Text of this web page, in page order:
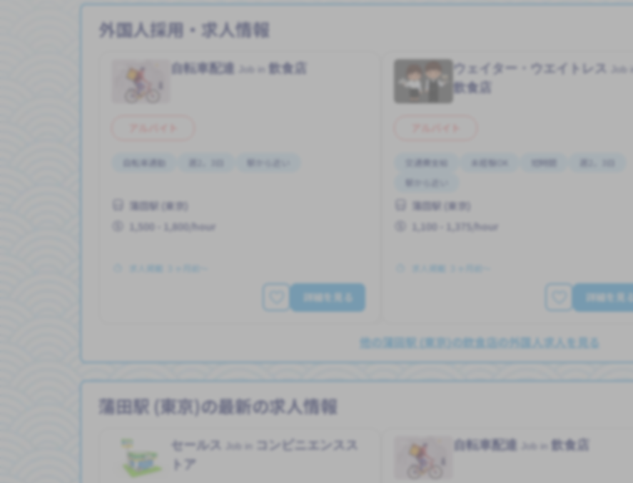
外国人採用・求人情報
自転車配達 飲食店
自転車通勤 週2，3日 駅から近い
蒲田駅 (東京)
1,500 - 1,800/hour
求人掲載 ３ヶ月前〜
詳細を見る
ウェイター・ウエイトレス
飲食店
交通費支給 未経験OK 短時間
週2，3日
駅から近い
蒲田駅 (東京)
1,100 - 1,375/hour
求人掲載 ３ヶ月前〜
詳細を見る
他の蒲田駅 (東京)の飲食店の外国人求人を見る
蒲田駅 (東京)の最新の求人情報
セールス
コンビニエンスス
トア
自転車配達 飲食店